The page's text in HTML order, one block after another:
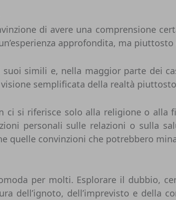
di avere una comprensione
approfondita, ma
suoi simili e, nella maggior parte dei
semplificata della realtà
ci si riferisce solo alla religione o
personali sulle relazioni o sulla
quelle convinzioni che potrebbero
per molti. Esplorare il dubbio,
dell’ignoto, dell’imprevisto e della